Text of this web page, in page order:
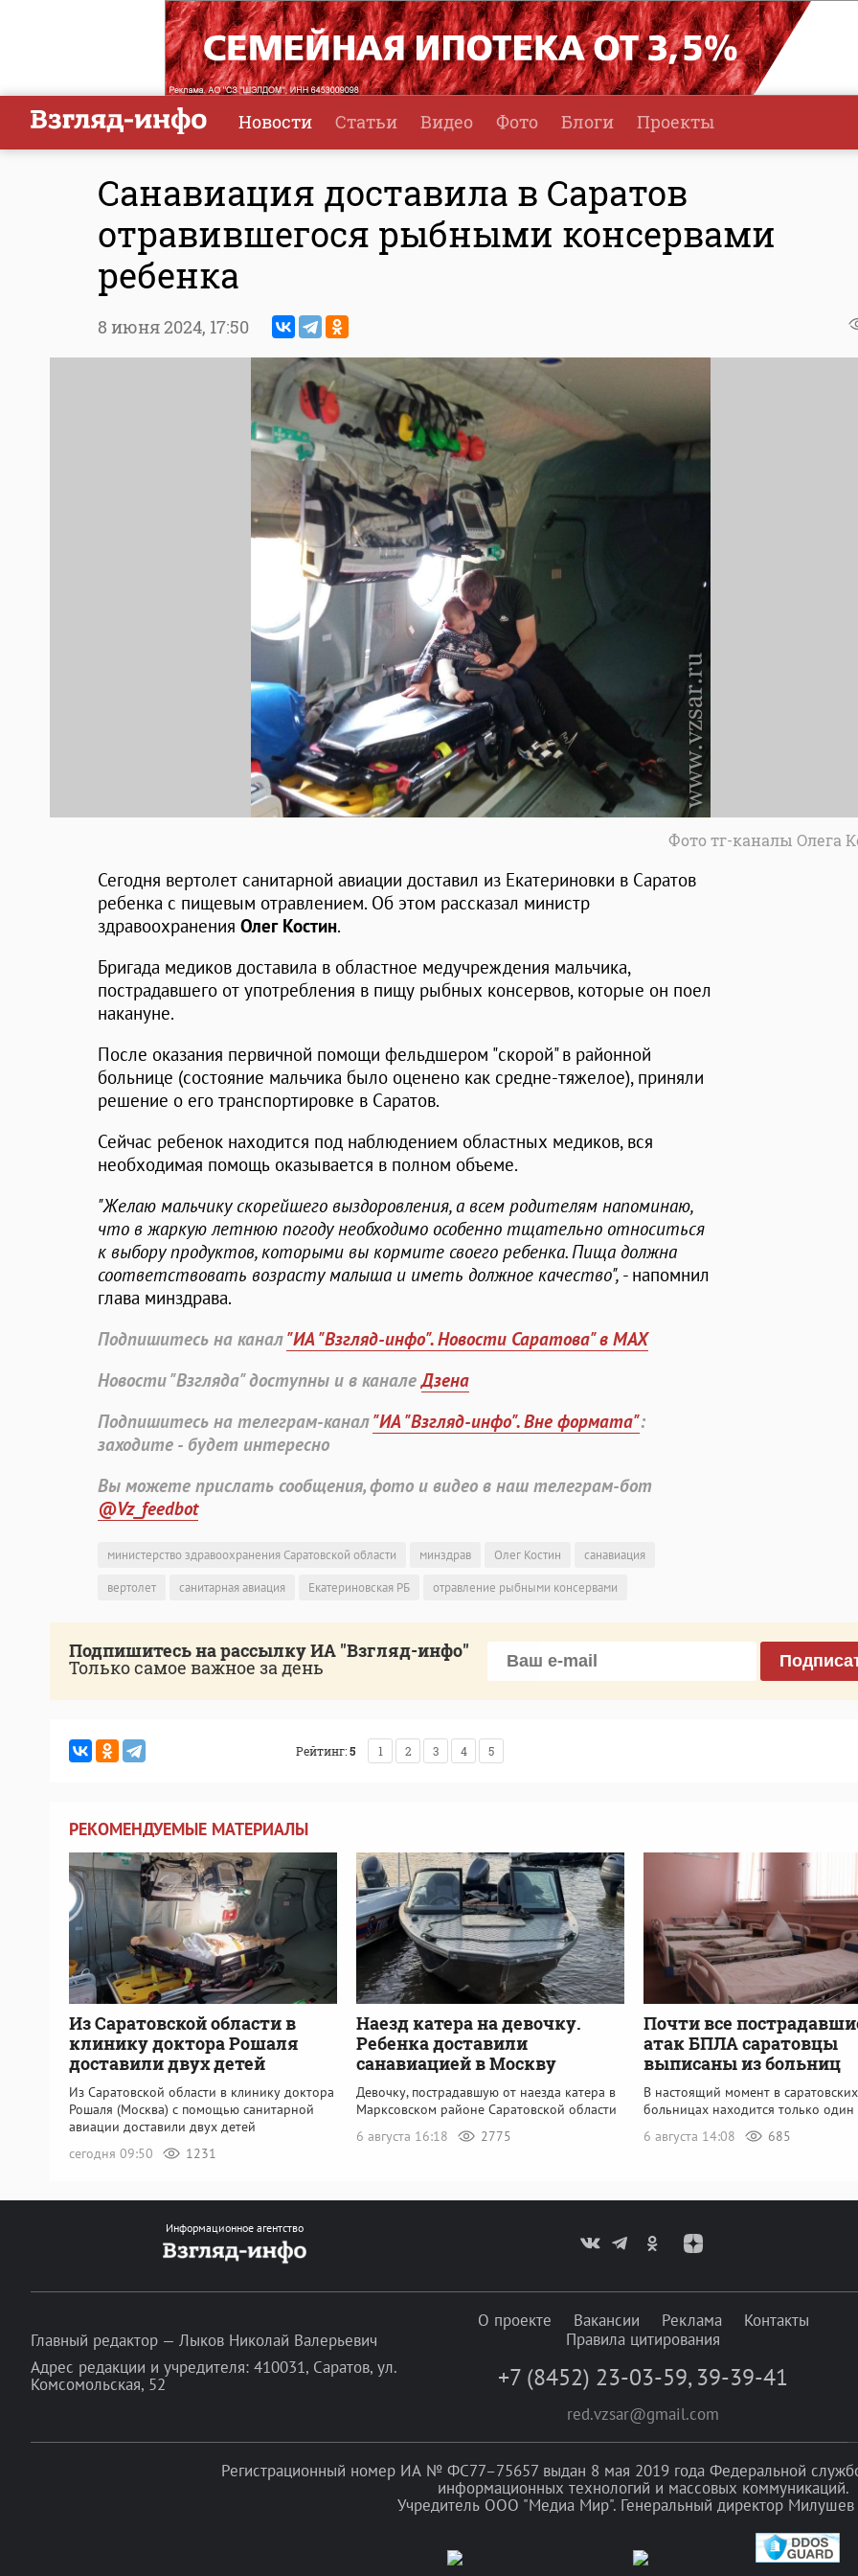
Новости Статьи Видео Фото Блоги Проекты
Санавиация доставила в Саратов
отравившегося рыбными консервами
ребенка
8 июня 2024, 17:50
Фото тг-каналы Олега
Сегодня вертолет санитарной авиации доставил из Екатериновки в Саратов
ребенка с пищевым отравлением. Об этом рассказал министр
здравоохранения Олег Костин.
Бригада медиков доставила в областное медучреждения мальчика,
пострадавшего от употребления в пищу рыбных консервов, которые он поел
накануне.
После оказания первичной помощи фельдшером "скорой" в районной
больнице (состояние мальчика было оценено как средне-тяжелое), приняли
решение о его транспортировке в Саратов.
Сейчас ребенок находится под наблюдением областных медиков, вся
необходимая помощь оказывается в полном объеме.
"Желаю мальчику скорейшего выздоровления, а всем родителям напоминаю,
что в жаркую летнюю погоду необходимо особенно тщательно относиться
к выбору продуктов, которыми вы кормите своего ребенка. Пища должна
соответствовать возрасту малыша и иметь должное качество", - напомнил
глава минздрава.
Подпишитесь на канал"ИА "Взгляд-инфо". Новости Саратова" в MAX
Новости "Взгляда" доступны и в каналеДзена
Подпишитесь на телеграм-канал"ИА "Взгляд-инфо". Вне формата":
заходите - будет интересно
Вы можете прислать сообщения, фото и видео в наш телеграм-бот
@Vz_feedbot
министерство здравоохранения Саратовской области минздрав Олег Костин
санавиация
вертолет
санитарная авиация Екатериновская РБ отравление рыбными консервами
Подпишитесь на рассылку ИА "Взгляд-инфо"
Только самое важное за день
Рейтинг:5 1 2 3 4 5
РЕКОМЕНДУЕМЫЕ МАТЕРИАЛЫ
Из Саратовской области в
клинику доктора Рошаля
доставили двух детей
Из Саратовской области в клинику доктора
Рошаля (Москва) с помощью санитарной
авиации доставили двух детей
сегодня 09:50
1231
Наезд катера на девочку.
Ребенка доставили
санавиацией в Москву
Девочку, пострадавшую от наезда катера в
Марксовском районе Саратовской области
6 августа 16:18
2775
Почти все
атак БПЛА саратовцы
выписаны из больниц
В настоящий момент в саратовских
больницах находится только один
6 августа 14:08
685
Информационное агентство
Главный редактор — Лыков Николай Валерьевич
Адрес редакции и учредителя: 410031, Саратов, ул.
Комсомольская, 52
О проекте Вакансии Реклама
Контакты
Правила цитирования
+7 (8452) 23-03-59, 39-39-41
red.vzsar@gmail.com
Регистрационный номер ИА № ФС77–75657 выдан 8 мая 2019 года Федеральной
информационных технологий и массовых коммуникаций.
Учредитель ООО "Медиа Мир". Генеральный директор